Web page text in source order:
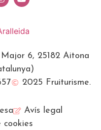
6, 25182 Aitona
2025 Fruiturisme.
Avís legal
cookies